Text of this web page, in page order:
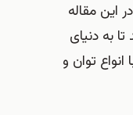
این مقاله
به دنیای
توان و